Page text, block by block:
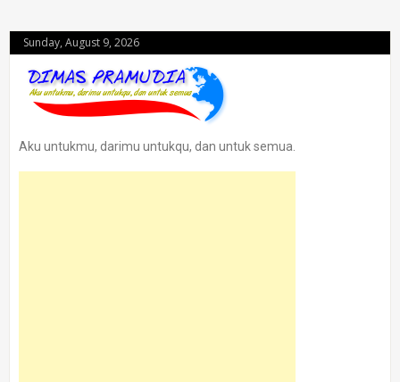
Sunday, August 9, 2026
Aku untukmu, darimu untukqu, dan untuk semua.